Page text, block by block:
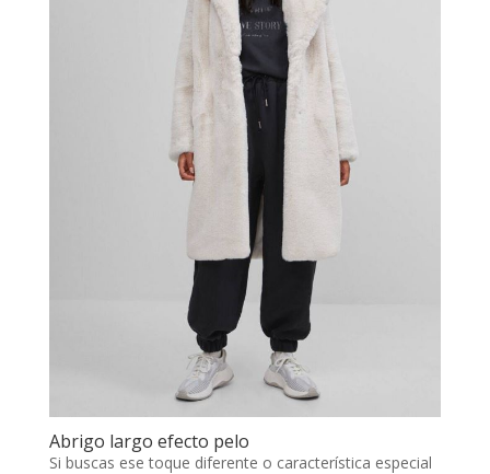
Abrigo largo efecto pelo
Si buscas ese toque diferente o característica especial